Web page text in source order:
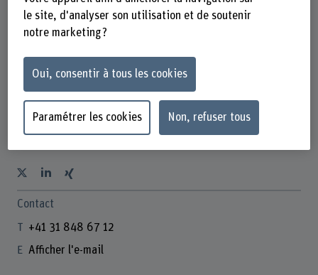
Contact
+41 31 848 67 12
Afficher l'e-mail
le site, d'analyser son utilisation et de soutenir
notre marketing ?
Oui, consentir à tous les cookies
Paramétrer les cookies Non, refuser tous